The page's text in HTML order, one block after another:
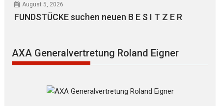
August 5, 2026
FUNDSTÜCKE suchen neuen B E S I T Z E R
AXA Generalvertretung Roland Eigner